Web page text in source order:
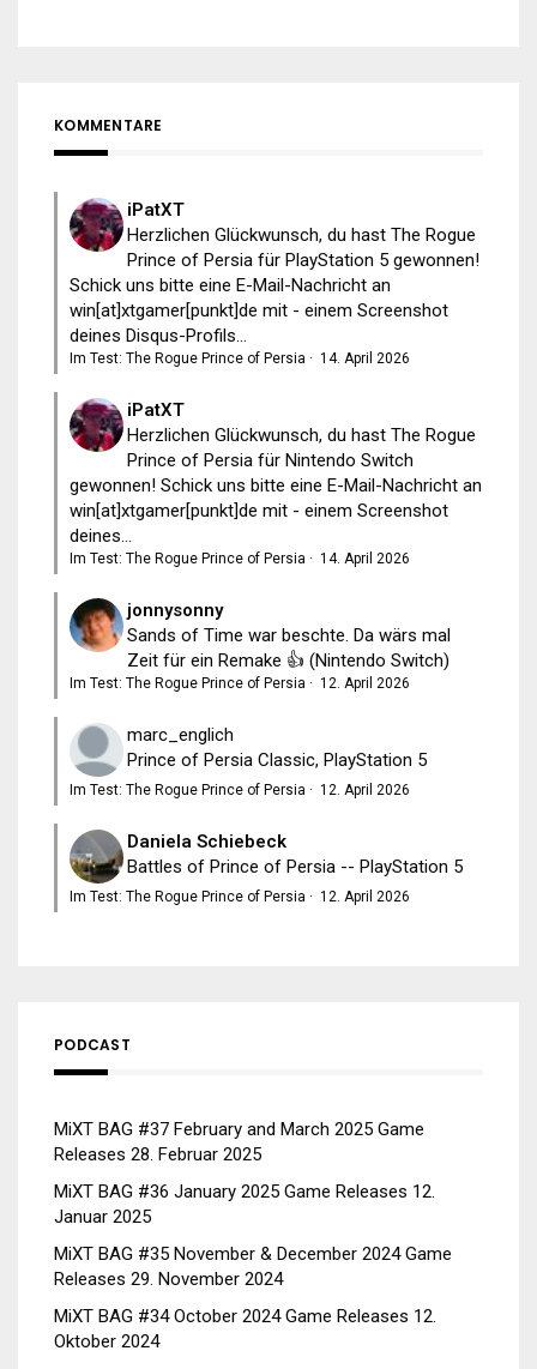
KOMMENTARE
iPatXT
Herzlichen Glückwunsch, du hast The Rogue
Prince of Persia für PlayStation 5 gewonnen!
Schick uns bitte eine E-Mail-Nachricht an
win[at]xtgamer[punkt]de mit - einem Screenshot
deines Disqus-Profils...
Im Test: The Rogue Prince of Persia · 14. April 2026
iPatXT
Herzlichen Glückwunsch, du hast The Rogue
Prince of Persia für Nintendo Switch
gewonnen! Schick uns bitte eine E-Mail-Nachricht an
win[at]xtgamer[punkt]de mit - einem Screenshot
deines...
Im Test: The Rogue Prince of Persia · 14. April 2026
jonnysonny
Sands of Time war beschte. Da wärs mal
Zeit für ein Remake 👍 (Nintendo Switch)
Im Test: The Rogue Prince of Persia · 12. April 2026
marc_englich
Prince of Persia Classic, PlayStation 5
Im Test: The Rogue Prince of Persia · 12. April 2026
Daniela Schiebeck
Battles of Prince of Persia -- PlayStation 5
Im Test: The Rogue Prince of Persia · 12. April 2026
PODCAST
MiXT BAG #37 February and March 2025 Game
Releases 28. Februar 2025
MiXT BAG #36 January 2025 Game Releases 12.
Januar 2025
MiXT BAG #35 November & December 2024 Game
Releases 29. November 2024
MiXT BAG #34 October 2024 Game Releases 12.
Oktober 2024